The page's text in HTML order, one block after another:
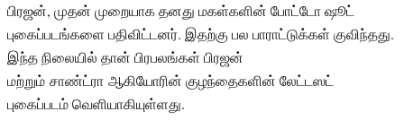
பிரஜன், முதன் முறையாக தனது மகள்களின் போட்டோ ஷூட்
புகைப்படங்களை பதிவிட்டனர். இதற்கு பல பாராட்டுக்கள் குவிந்தது.
இந்த நிலையில் தான் பிரபலங்கள் பிரஜன்
மற்றும் சாண்ட்ரா ஆகியோரின் குழந்தைகளின் லேட்டஸட்
புகைப்படம் வெளியாகியுள்ளது.